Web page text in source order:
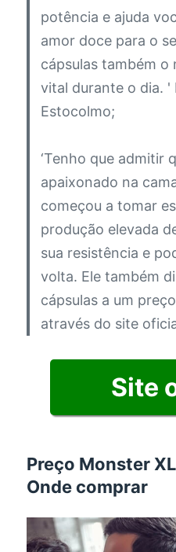
potência e ajuda
amor doce para o
cápsulas também o
vital durante o dia. '
Estocolmo;
‘Tenho que admitir
apaixonado na
começou a tomar
produção elevada
sua resistência e
volta. Ele também
cápsulas a um
através do site
Site
Preço Monster
Onde comprar